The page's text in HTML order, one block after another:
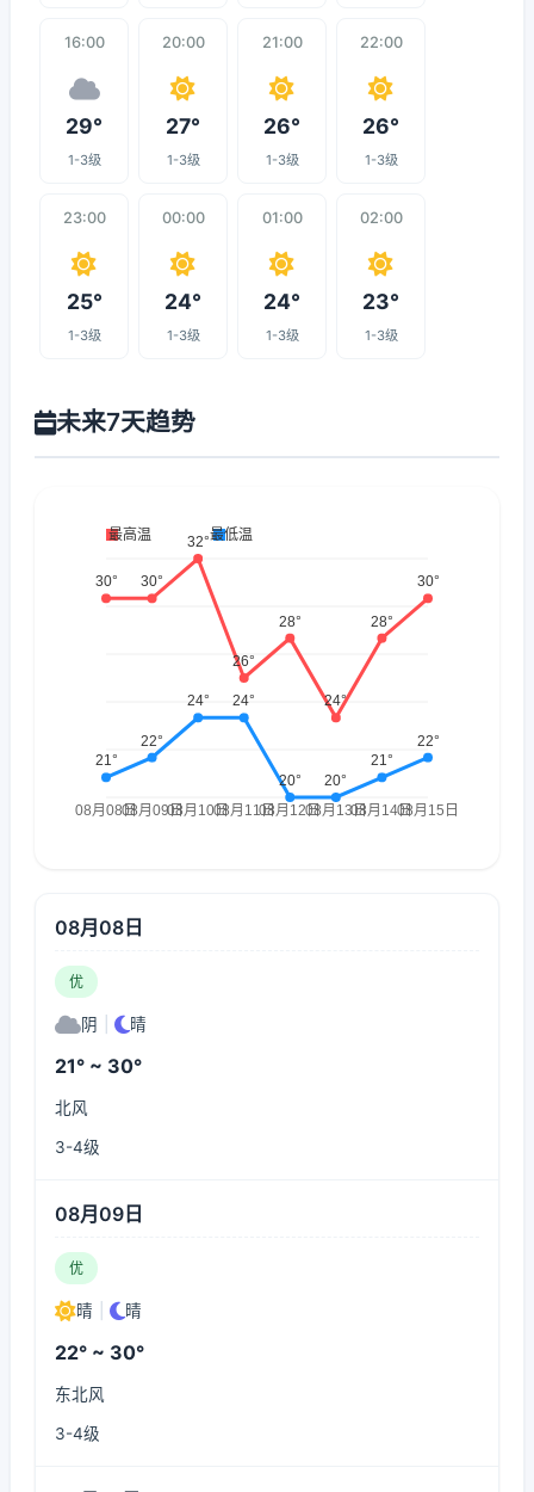
16:00
29°
1-3级
20:00
27°
1-3级
21:00
26°
1-3级
22:00
26°
1-3级
23:00
25°
1-3级
00:00
24°
1-3级
01:00
24°
1-3级
02:00
23°
1-3级
未来7天趋势
08月08日
优
阴 晴
21° ~ 30°
北风
3-4级
08月09日
优
晴 晴
22° ~ 30°
东北风
3-4级